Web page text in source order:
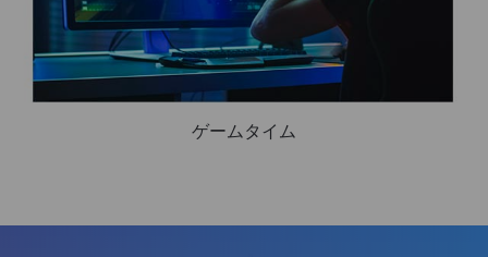
ゲームタイム